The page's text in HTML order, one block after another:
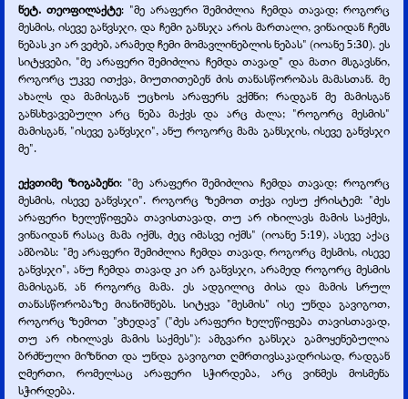
ნეტ. თეოფილაქტე: "მე არაფერი შემიძლია ჩემდა თავად; როგორც
მესმის, ისევე განვსჯი, და ჩემი განსჯა არის მართალი, ვინაიდან ჩემს
ნებას კი არ ვეძებ, არამედ ჩემი მომავლინებლის ნებას" (იოანე 5:30). ეს
სიტყვები, "მე არაფერი შემიძლია ჩემდა თავად" და მათი მსგავსნი,
როგორც უკვე ითქვა, მიუთითებენ ძის თანასწორობას მამასთან. მე
ახალს და მამისგან უცხოს არაფერს ვქმნი; რადგან მე მამისგან
განსხვავებული არც ნება მაქვს და არც ძალა; "როგორც მესმის"
მამისგან, "ისევე განვსჯი", ანუ როგორც მამა განსჯის, ისევე განვსჯი
მე".
ექვთიმე ზიგაბენი: "მე არაფერი შემიძლია ჩემდა თავად; როგორც
მესმის, ისევე განვსჯი". როგორც ზემოთ თქვა იესუ ქრისტემ: "ძეს
არაფერი ხელეწიფება თავისთავად, თუ არ იხილავს მამის საქმეს,
ვინაიდან რასაც მამა იქმს, ძეც იმასვე იქმს" (იოანე 5:19), ასევე აქაც
ამბობს: "მე არაფერი შემიძლია ჩემდა თავად, როგორც მესმის, ისევე
განვსჯი", ანუ ჩემდა თავად კი არ განვსჯი, არამედ როგორც მესმის
მამისგან, ან როგორც მამა. ეს ადგილიც ძისა და მამის სრულ
თანასწორობაზე მიანიშნებს. სიტყვა "მესმის" ისე უნდა გავიგოთ,
როგორც ზემოთ "ვხედავ" ("ძეს არაფერი ხელეწიფება თავისთავად,
თუ არ იხილავს მამის საქმეს"): ამგვარი განსჯა გამოყენებულია
ბრძნული მიზნით და უნდა გავიგოთ ღმრთივსაკადრისად, რადგან
ღმერთი, რომელსაც არაფერი სჭირდება, არც ვინმეს მოსმენა
სჭირდება.